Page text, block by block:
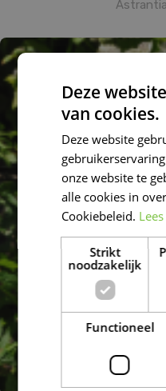
Deze
van cookies.
Deze website
onze website te
alle cookies in
Cookiebeleid.
Strikt
noodzakelijk
Functioneel